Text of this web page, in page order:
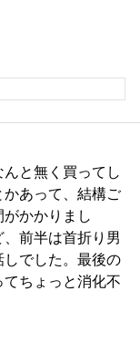
と無く買ってし
かあって、結構ご
かかりまし
前半は首折り男
でした。最後の
ちょっと消化不